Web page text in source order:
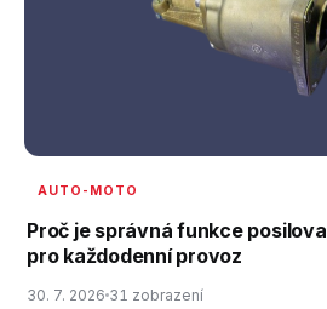
AUTO-MOTO
Proč je správná funkce
pro každodenní provoz
30. 7. 2026 31 zobrazení